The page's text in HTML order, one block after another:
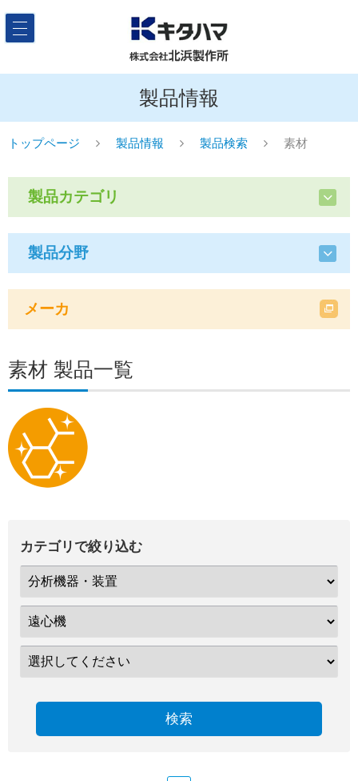
製品情報
トップページ 製品情報 製品検索 素材
製品カテゴリ
製品分野
メーカ
素材 製品一覧
カテゴリで絞り込む
検索